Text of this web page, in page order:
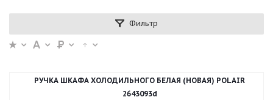
Фильтр
РУЧКА ШКАФА ХОЛОДИЛЬНОГО БЕЛАЯ (НОВАЯ) POLAIR
2643093d